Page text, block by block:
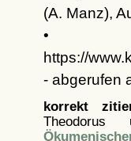
(A. Manz),
•
https://
- abgerufen
korrekt